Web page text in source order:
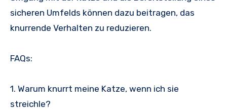
sicheren Umfelds können dazu beitragen, das
knurrende Verhalten zu reduzieren.
FAQs:
1. Warum knurrt meine Katze, wenn ich sie
streichle?